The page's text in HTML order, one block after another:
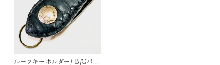
ループキーホルダー/ B/Cパイ